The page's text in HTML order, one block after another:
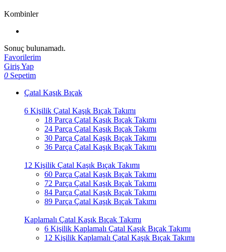
Kombinler
Sonuç bulunamadı.
Favorilerim
Giriş Yap
0 Sepetim
Çatal Kaşık Bıçak
6 Kişilik Çatal Kaşık Bıçak Takımı
18 Parça Çatal Kaşık Bıçak Takımı
24 Parça Çatal Kaşık Bıçak Takımı
30 Parça Çatal Kaşık Bıçak Takımı
36 Parça Çatal Kaşık Bıçak Takımı
12 Kişilik Çatal Kaşık Bıçak Takımı
60 Parça Çatal Kaşık Bıçak Takımı
72 Parça Çatal Kaşık Bıçak Takımı
84 Parça Çatal Kaşık Bıçak Takımı
89 Parça Çatal Kaşık Bıçak Takımı
Kaplamalı Çatal Kaşık Bıçak Takımı
6 Kişilik Kaplamalı Çatal Kaşık Bıçak Takımı
12 Kişilik Kaplamalı Çatal Kaşık Bıçak Takımı